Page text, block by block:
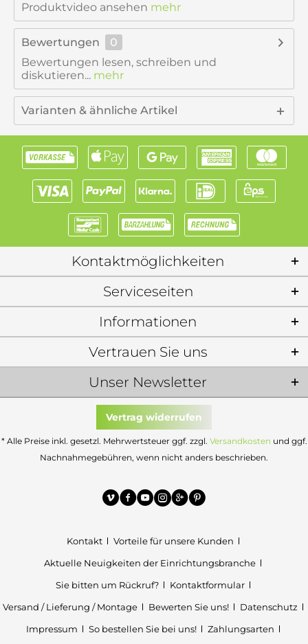
Produktvideo ansehen mehr
Bewertungen
0
Bewertungen lesen, schreiben und
diskutieren... mehr
Varianten & ähnliche Artikel
Kontaktmöglichkeiten
Serviceseiten
Informationen
Unser Newsletter
Vertrauen Sie uns
Vertrag widerrufen
* Alle Preise inkl. gesetzl. Mehrwertsteuer ggf. zzgl. Versandkosten und ggf.
Nachnahmegebühren, wenn nicht anders beschrieben.
Kontakt
Vorteile für unsere Kunden
Aktuelle Neuigkeiten der Einrichtungsbranche
Sie bitten um Rückruf?
Kontaktformular
Versand / Lieferung / Montage
Bewerten Sie uns!
Datenschutz
Impressum
So bestellen Sie bei uns! Zahlungsarten